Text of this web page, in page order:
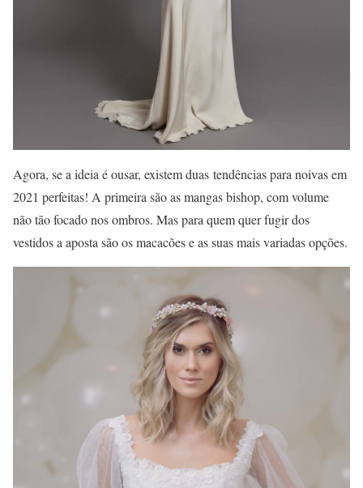
Agora, se a ideia é ousar, existem duas tendências para noivas em
2021 perfeitas! A primeira são as mangas bishop, com volume
não tão focado nos ombros. Mas para quem quer fugir dos
vestidos a aposta são os macacões e as suas mais variadas opções.